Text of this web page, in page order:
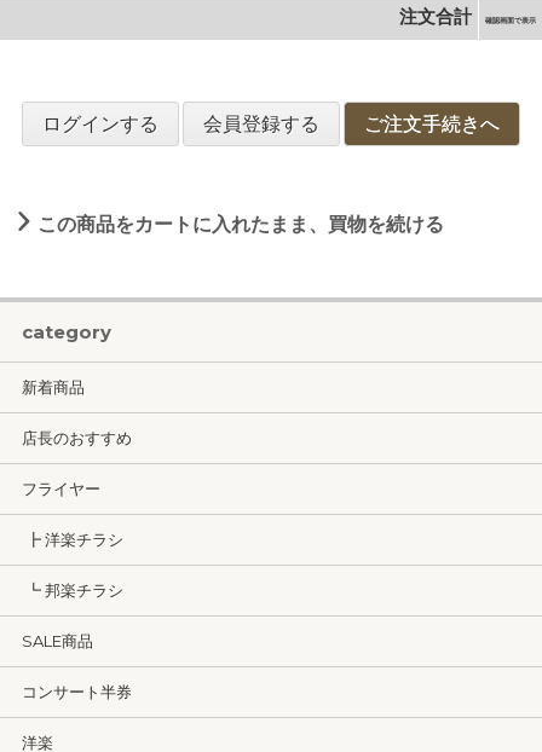
注文合計 確認画面で表示
ログインする 会員登録する ご注文手続きへ
この商品をカートに入れたまま、買物を続ける
category
新着商品
店長のおすすめ
フライヤー
┣ 洋楽チラシ
┗ 邦楽チラシ
SALE商品
コンサート半券
洋楽